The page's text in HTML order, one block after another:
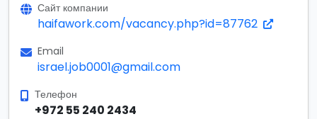
Сайт компании
haifawork.com/vacancy.php?id=87762
Email
israel.job0001@gmail.com
Телефон
+972 55 240 2434